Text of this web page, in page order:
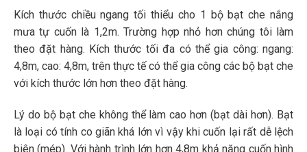
Kích thước chiều ngang tối thiểu cho 1 bộ bạt che nắng
mưa tự cuốn là 1,2m. Trường hợp nhỏ hơn chúng tôi làm
theo đặt hàng. Kích thước tối đa có thể gia công: ngang:
4,8m, cao: 4,8m, trên thực tế có thể gia công các bộ bạt che
với kích thước lớn hơn theo đặt hàng.
Lý do bộ bạt che không thể làm cao hơn (bạt dài hơn). Bạt
là loại có tính co giãn khá lớn vì vậy khi cuốn lại rất dễ lệch
biên (mép). Với hành trình lớn hơn 4,8m khả năng cuốn hình